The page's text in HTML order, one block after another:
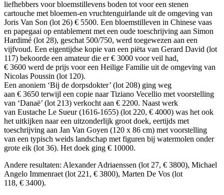
liefhebbers voor bloemstillevens boden tot voor een stenen
cartouche met bloemen-en vruchtenguirlande uit de omgeving van
Joris Van Son (lot 26) € 5500. Een bloemstilleven in Chinese vaas
en papegaai op entablement met een oude toeschrijving aan Simon
Hardimé (lot 28), geschat 500/750, werd toegewezen aan een
vijfvoud. Een eigentijdse kopie van een piëta van Gerard David (lot
117) bekoorde een amateur die er € 3000 voor veil had,
€ 3600 werd de prijs voor een Heilige Familie uit de omgeving van
Nicolas Poussin (lot 120).
Een anoniem ‘Bij de dorpsdokter’ (lot 208) ging weg
aan € 3650 terwijl een copie naar Tiziano Vecellio met voorstelling
van ‘Danaë’ (lot 213) verkocht aan € 2200. Naast werk
van Eustache Le Sueur (1616-1655) (lot 220, € 4000) was het ook
het uitkijken naar een uitzonderlijk groot doek, eertijds met
toeschrijving aan Jan Van Goyen (120 x 86 cm) met voorstelling
van een typisch weids landschap met figuren bij watermolen onder
grote eik (lot 36). Het doek ging € 10000.
Andere resultaten: Alexander Adriaenssen (lot 27, € 3800), Michael
Angelo Immenraet (lot 221, € 3800), Marten De Vos (lot
118, € 3400).